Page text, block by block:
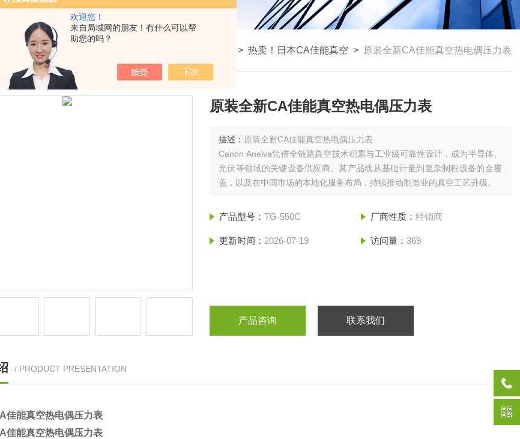
欢迎您！
来自局域网的朋友！有什么可以帮
助您的吗？
> > 热卖！日本CA佳能真空 > 原装全新CA佳能真空热电偶压力表
原装全新CA佳能真空热电偶压力表
描述： 原装全新CA佳能真空热电偶压力表
Canon Anelva凭借‌全链路真空技术积累‌与‌工业级可靠性设计‌，成为半导体、
光伏等领域的关键设备供应商。其产品线从基础计量到复杂制程设备的全覆
盖，以及在中国市场的本地化服务布局，持续推动制造业的真空工艺升级‌。
产品型号：TG-550C 厂商性质： 经销商
更新时间： 2026-07-19 访问量： 369
产品咨询 联系我们
/ PRODUCT PRESENTATION
佳能真空热电偶压力表
佳能真空热电偶压力表